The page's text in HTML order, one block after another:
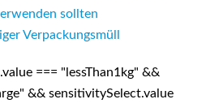
sollten
Verpackungsmüll
=== "lessThan1kg" &&
&& sensitivitySelect.value